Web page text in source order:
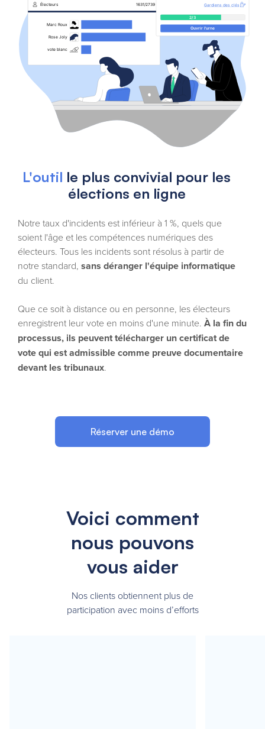
L'outil le plus convivial pour les
élections en ligne
Notre taux d'incidents est inférieur à 1 %, quels que
soient l'âge et les compétences numériques des
électeurs. Tous les incidents sont résolus à partir de
notre standard, sans déranger l'équipe informatique
du client.
Que ce soit à distance ou en personne, les électeurs
enregistrent leur vote en moins d'une minute. À la fin du
processus, ils peuvent télécharger un certificat de
vote qui est admissible comme preuve documentaire
devant les tribunaux.
Réserver une démo
Voici comment
nous pouvons
vous aider
Nos clients obtiennent plus de
participation avec moins d’efforts